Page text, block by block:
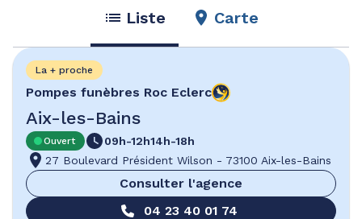
Liste Carte
Pompes funèbres Roc Eclerc
Aix-les-Bains
La + proche
Ouvert 09h-12h14h-18h
27 Boulevard Président Wilson - 73100 Aix-les-Bains
Consulter l'agence
04 23 40 01 74